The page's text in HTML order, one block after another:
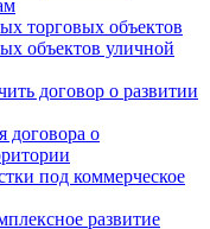
торговых объектов
объектов уличной
договор о развитии
договора о
под коммерческое
развитие